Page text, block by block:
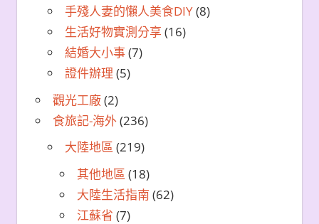
手殘人妻的懶人美食DIY(8)
生活好物實測分享 (16)
結婚大小事(7)
證件辦理 (5)
觀光工廠(2)
食旅記-海外(236)
大陸地區 (219)
其他地區 (18)
大陸生活指南 (62)
江蘇省 (7)